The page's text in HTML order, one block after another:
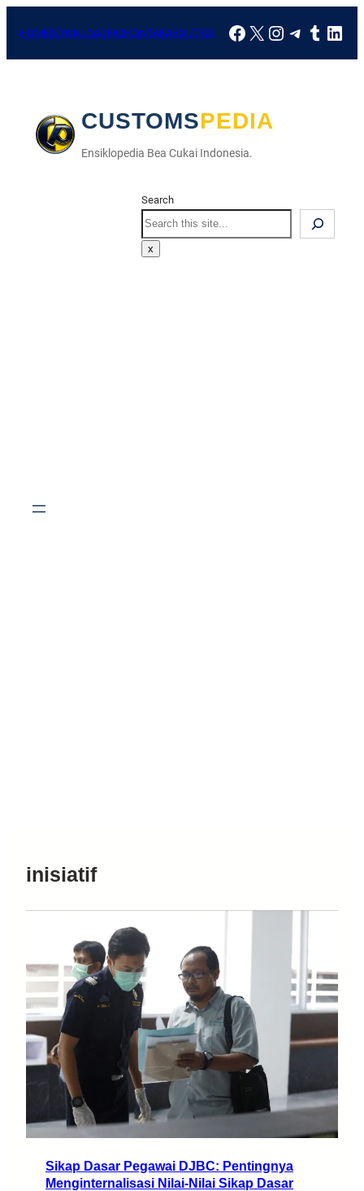
HOMEDOWNLOADFAQKONTAKABOUT US Facebook
X Instagram
Tumblr
CUSTOMSPEDIA
Ensiklopedia Bea Cukai Indonesia.
Search
Search
x
inisiatif
Sikap Dasar Pegawai DJBC: Pentingnya
Menginternalisasi Nilai-Nilai Sikap Dasar